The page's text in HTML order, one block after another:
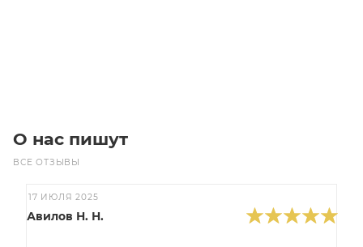
О нас пишут
ВСЕ ОТЗЫВЫ
17 ИЮЛЯ 2025
Авилов Н. Н.